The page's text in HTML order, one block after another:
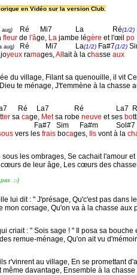
en Vidéo sur la version Club.
aug)
    Ré      Mi7             La                Ré
(1/2)
fleur de l'âge, La jambe légère et l'œil po
aug)
   Ré         Mi7          La
(1/2) Fa#7(1/2)
yeux ramages, Al lait à la chasse aux
Dieu te ménage, J't'emmène à la chasse
ter sa cage, Met sa robe neuve et ses bo
vers les frais bocages, Ils vont à la
cœurs de leur âge, Les cœurs des
lui dit : " J'présage, Qu'c'est pas dans
mon corsage, Qu'on va à la chasse aux
criait : " Sois sage ! " Il posa sa
remue-ménage, Qu'on ait vu
même davantage, Ensemble à la